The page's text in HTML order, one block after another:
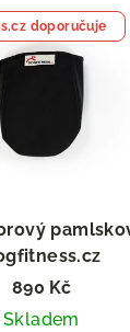
doporučuje
890 Kč
Skladem